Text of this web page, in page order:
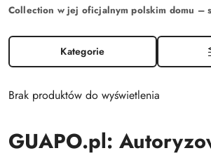
Collection w jej oficjalnym polskim domu –
Kategorie
Brak produktów do wyświetlenia
GUAPO.pl: